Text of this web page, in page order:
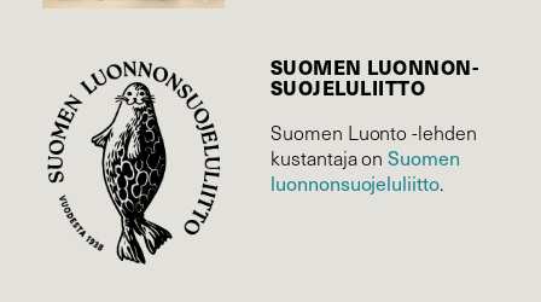
SUOMEN LUONNON­
SUOJELU­LIITTO
Suomen Luonto -lehden
kustantaja onSuomen
luonnonsuojelu­liitto.